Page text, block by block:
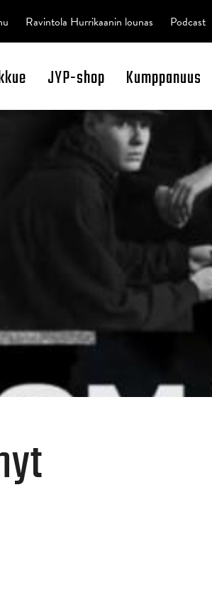
JYP-shop Kumppanuus
Ravintola Hurrikaanin lounas Podcast